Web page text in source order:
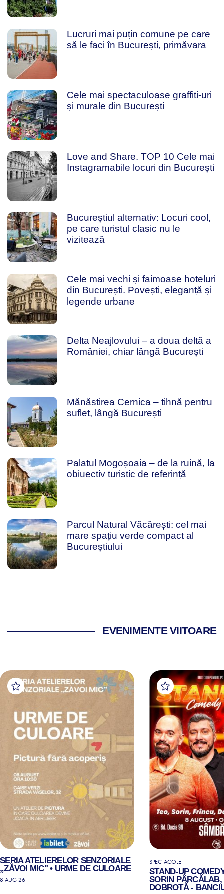
Lucruri mai puțin comune pe care
să le faci în București, primăvara
Cele mai spectaculoase graffiti-uri
și murale din București
Love and Share. TOP 10 Cele mai
Instagramabile locuri din București
Bucureștiul alternativ: Locuri cool,
pe care turistul clasic nu le
vizitează
Cele mai vechi și faimoase hoteluri
din București. Povești, eleganță și
legende urbane
Delta Neajlovului – a doua deltă a
României, chiar lângă București
Mănăstirea Cernica – tihnă pentru
suflet, lângă București
Palatul Mogoșoaia – de la ruină, la
obiuectiv turistic de referință
Parcul Natural Văcărești: cel mai
mare spațiu verde compact al
Bucureștiului
EVENIMENTE VIITOARE
SERIA ATELIERELOR SENZORIALE
„ZĂVOI MIC" • URME DE CULOARE
8 AUG 26
SPECTACOLE
STAND-UP
SORIN PÂRCĂLAB,
DOBROTĂ -